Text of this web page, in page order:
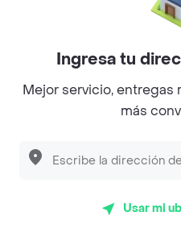
Soda Hatsu Frambuesa
$ 9600
Gaseosas
Ingresa tu
Mejor servicio, entregas
más
Usar mi